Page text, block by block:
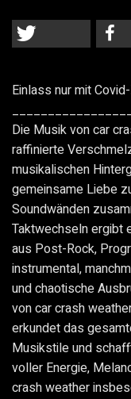
Einlass nur mit
Die Musik von car
raffinierte
musikalischen
gemeinsame Liebe
Soundwänden
Taktwechseln ergibt
aus Post-Rock,
instrumental,
und chaotische
von car crash
erkundet das
Musikstile und
voller Energie,
crash weather